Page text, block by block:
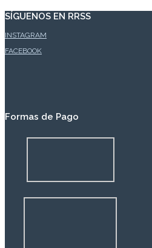
SÍGUENOS EN RRSS
INSTAGRAM
FACEBOOK
Formas de Pago